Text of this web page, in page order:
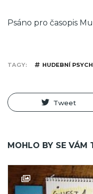
Psáno pro časopis
TAGY HUDEBNÍ
Tweet
MOHLO BY SE VÁM